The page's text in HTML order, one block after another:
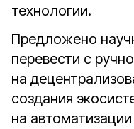
технологии.
Предложено
перевести с
на
создания
на